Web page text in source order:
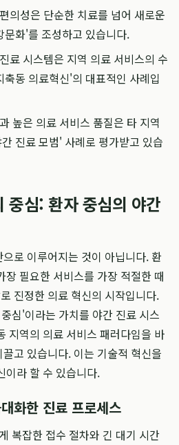
의성은 단순한 치료를 넘어 새로운
화'를 조성하고 있습니다.
료 시스템은 지역 의료 서비스의 수
동 의료혁신'의 대표적인 사례입
높은 의료 서비스 품질은 타 지역
진료 모범' 사례로 평가받고 있습
중심: 환자 중심의 야간
로 이루어지는 것이 아닙니다. 환
장 필요한 서비스를 가장 적절한 때
진정한 의료 혁신의 시작입니다.
심'이라는 가치를 야간 진료 시스
지역의 의료 서비스 패러다임을 바
끌고 있습니다. 이는 기술적 혁신을
이라 할 수 있습니다.
화한 진료 프로세스
복잡한 접수 절차와 긴 대기 시간